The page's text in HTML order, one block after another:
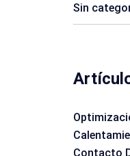
Sin
Contacto